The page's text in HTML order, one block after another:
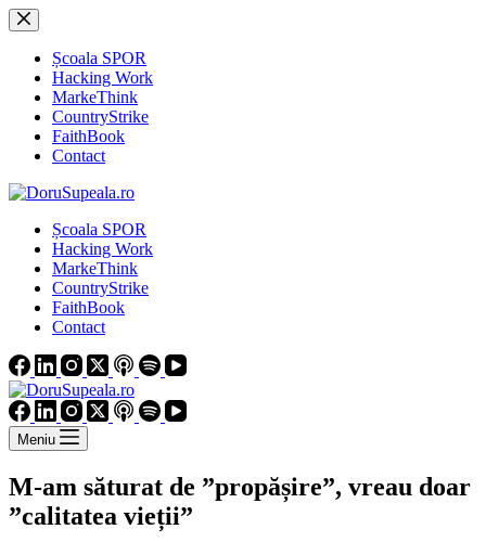
Sari
la
conținutȘcoala SPOR
Hacking Work
MarkeThink
CountryStrike
FaithBook
Contact
Școala SPOR
Hacking Work
MarkeThink
CountryStrike
FaithBook
Contact
Meniu
M-am săturat de ”propășire”, vreau doar
”calitatea vieții”